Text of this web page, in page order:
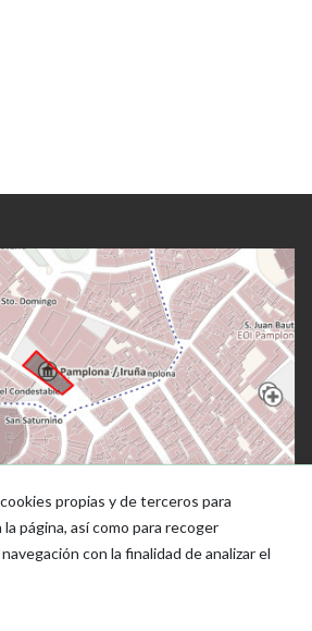
propias y de terceros para
página, así como para recoger
con la finalidad de analizar el